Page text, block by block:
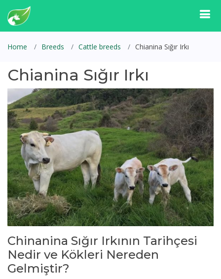
Home Breeds Cattle breeds Chianina Sığır Irkı
Chianina Sığır Irkı
Chinanina Sığır Irkının Tarihçesi
Nedir ve Kökleri Nereden
Gelmiştir?